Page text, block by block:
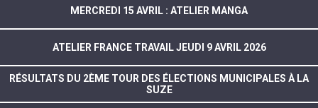
MERCREDI 15 AVRIL : ATELIER MANGA
ATELIER FRANCE TRAVAIL JEUDI 9 AVRIL 2026
RÉSULTATS DU 2ÈME TOUR DES ÉLECTIONS MUNICIPALES À LA
SUZE